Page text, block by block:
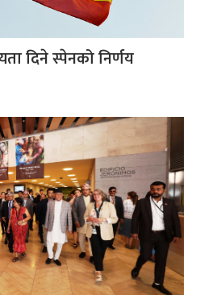
दिने स्पेनको निर्णय